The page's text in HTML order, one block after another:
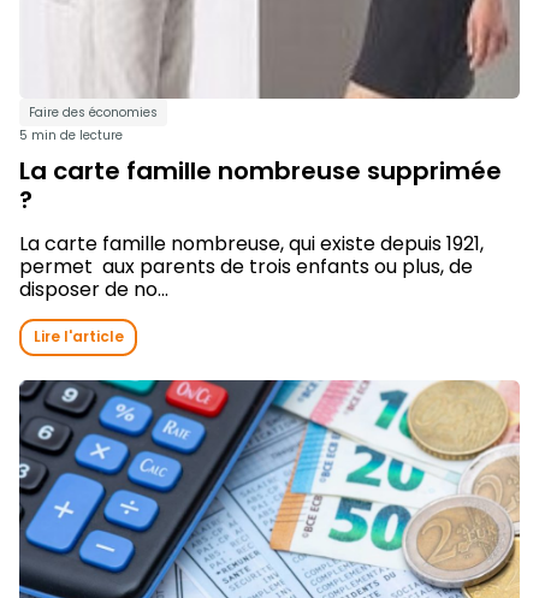
Faire des économies
5 min de lecture
La carte famille nombreuse supprimée
?
La carte famille nombreuse, qui existe depuis 1921,
permet aux parents de trois enfants ou plus, de
disposer de no...
Lire l'article